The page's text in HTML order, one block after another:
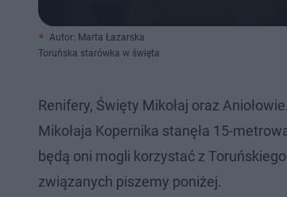
Autor: Marta Łazarska
Toruńska starówka w święta
Renifery, Święty Mikołaj oraz
Mikołaja Kopernika stanęła 15-
będą oni mogli korzystać z
związanych piszemy poniżej.